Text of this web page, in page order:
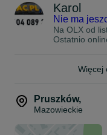
Karol
Nie ma
Na OLX od
Ostatnio
Więcej
Pruszków,
Mazowieckie